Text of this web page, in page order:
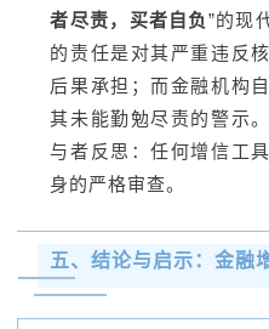
者尽责，买者自负 ”的现
的责任是对其严重违反
后果承担；而金融机构
其未能勤勉尽责的警示
与者反思：任何增信工
身的严格审查。
五、结论与启示：金融